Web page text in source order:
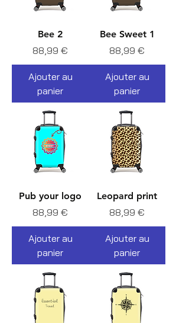
Bee 2
Prix
88,99 €
Ajouter au
panier
Bee Sweet 1
Prix
88,99 €
Ajouter au
panier
Pub your logo
Prix
88,99 €
Ajouter au
panier
Leopard print
Prix
88,99 €
Ajouter au
panier